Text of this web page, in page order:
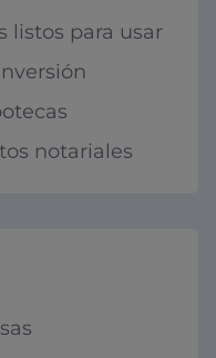
listos para usar
notariales